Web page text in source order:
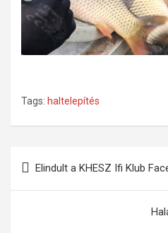
Tags: haltelepítés
navigáció
Elindult a KHESZ Ifi Klub